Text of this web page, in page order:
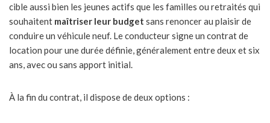
cible aussi bien les jeunes actifs que les familles ou retraités qui
souhaitent maîtriser leur budget sans renoncer au plaisir de
conduire un véhicule neuf. Le conducteur signe un contrat de
location pour une durée définie, généralement entre deux et six
ans, avec ou sans apport initial.
À la fin du contrat, il dispose de deux options :